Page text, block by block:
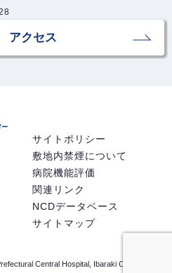
アクセス
サイトポリシー
敷地内禁煙について
病院機能評価
関連リンク
NCDデータベース
サイトマップ
Central Hospital, Ibaraki Cancer Center